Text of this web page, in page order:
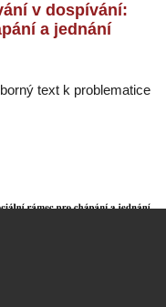
v dospívání:
a jednání
text k problematice